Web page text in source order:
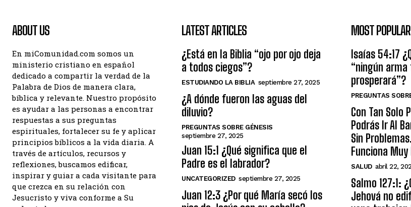
ABOUT US
En miComunidad.com somos un
ministerio cristiano en español
dedicado a compartir la verdad de la
Palabra de Dios de manera clara,
bíblica y relevante. Nuestro propósito
es ayudar a las personas a encontrar
respuestas a sus preguntas
espirituales, fortalecer su fe y aplicar
principios bíblicos a la vida diaria. A
través de artículos, recursos y
reflexiones, buscamos edificar,
inspirar y guiar a cada visitante para
que crezca en su relación con
Jesucristo y viva conforme a Su
LATEST ARTICLES
¿Está en la Biblia “ojo por ojo deja
a todos ciegos”?
ESTUDIANDO LA BIBLIA septiembre 27, 2025
¿A dónde fueron las aguas del
diluvio?
PREGUNTAS SOBRE GÉNESIS
septiembre 27, 2025
Juan 15:1 ¿Qué significa que el
Padre es el labrador?
UNCATEGORIZED septiembre 27, 2025
Juan 12:3 ¿Por qué María secó los
MOST POPULAR
Isaías 54:17
“ningún
prosperará”?
PREGUNTAS
Con Tan Solo
Podrás Ir Al
Sin
Funciona Muy
SALUD abril 22,
Salmo 127:1:
Jehová no